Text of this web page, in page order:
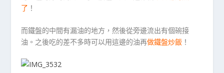
了 ！
而鐵盤的中間有漏油的地方，然後從旁邊流出有個碗接
油。之後吃的差不多時可以用這邊的油再做鐵盤炒飯 ！